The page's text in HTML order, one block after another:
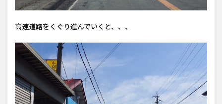
高速道路をくぐり進んでいくと、、、